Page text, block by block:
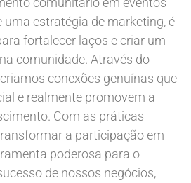
uma estratégia de marketing, é
fortalecer laços e criar um
comunidade. Através do
conexões genuínas que
e realmente promovem a
Com as práticas
a participação em
poderosa para o
de nossos negócios,